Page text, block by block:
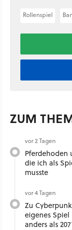
Rollenspiel
ZUM
vor 2 Tagen
Pferdehoden
die ich als
musste
vor 4 Tagen
Zu
eigenes
anders als